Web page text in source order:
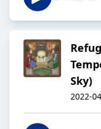
Sky)
2022-